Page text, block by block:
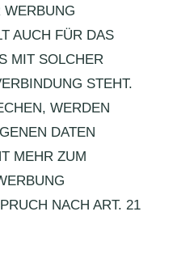
WERBUNG
AUCH FÜR DAS
MIT SOLCHER
STEHT.
WERDEN
DATEN
MEHR ZUM
NACH ART. 21